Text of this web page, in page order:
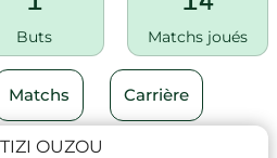
Buts Matchs joués
Matchs Carrière
OUZOU